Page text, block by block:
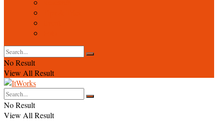
No Result
View All Result
No Result
View All Result